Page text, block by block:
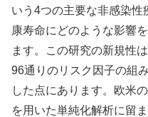
いう4つの主要な非感染
康寿命にどのような影響
ます。この研究の新規性
96通りのリスク因子の組
した点にあります。欧米
を用いた単純化解析に留